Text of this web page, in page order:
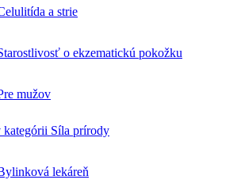
a strie
o ekzematickú pokožku
mužov
kategórii Síla prírody
lekáreň